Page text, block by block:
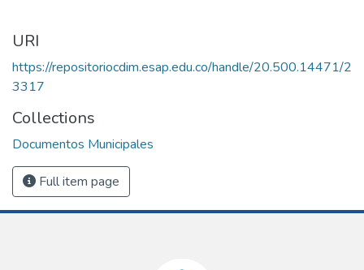
URI
https://repositoriocdim.esap.edu.co/handle/20.500.14471/2
3317
Collections
Documentos Municipales
Full item page